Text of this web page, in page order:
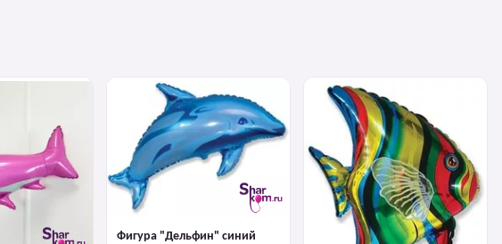
Фигура "Дельфин" синий